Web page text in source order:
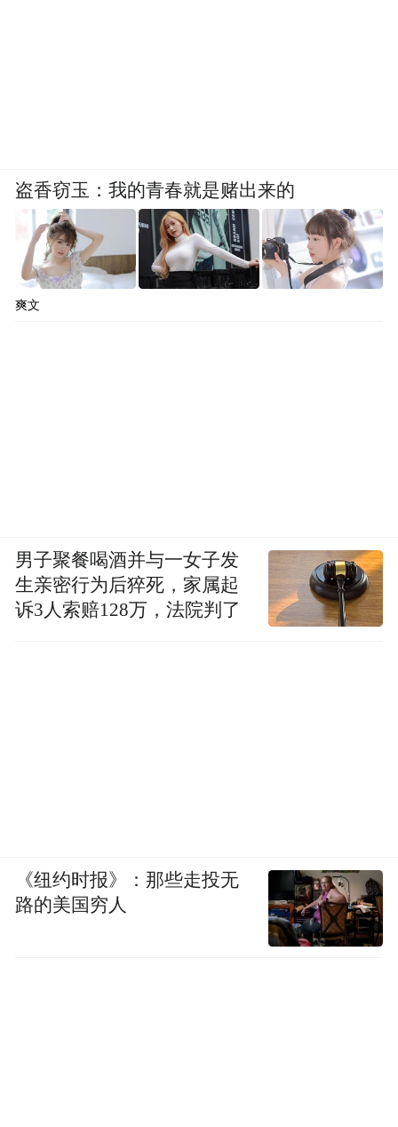
盗香窃玉：我的青春就是赌出来的
爽文
男子聚餐喝酒并与一女子发
生亲密行为后猝死，家属起
诉3人索赔128万，法院判了
《纽约时报》：那些走投无
路的美国穷人